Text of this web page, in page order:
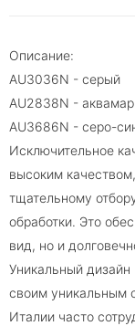
Описание:
AU3036N - серый
AU2838N -
AU3686N - серо-
Исключительное
высоким
тщательному
обработки. Это
вид, но и
Уникальный дизайн
своим уникальным
Италии часто